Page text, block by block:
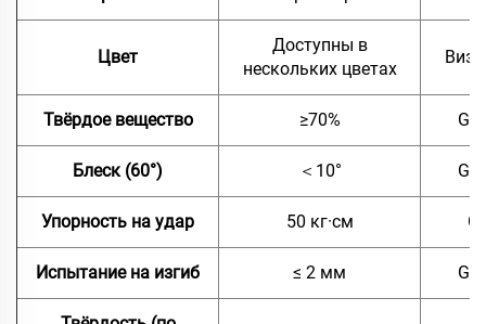
Цвет
Доступны в
нескольких цветах
Твёрдое вещество ≥70%
Блеск (60°) ＜10°
Упорность на удар 50 кг·см
Испытание на изгиб ≤ 2 мм